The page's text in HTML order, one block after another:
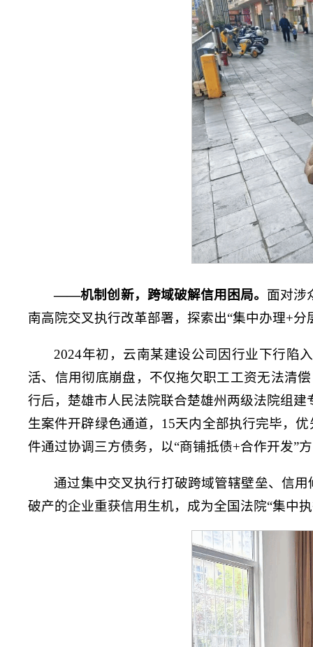
——机制创新，跨域破解信用困局。 面对涉
南高院交叉执行改革部署，探索出“集中办理+
2024年初，云南某建设公司因行业下行陷
活、信用彻底崩盘，不仅拖欠职工工资无法清
行后，楚雄市人民法院联合楚雄州两级法院组
生案件开辟绿色通道，15天内全部执行完毕，
件通过协调三方债务，以“商铺抵债+合作开发”
通过集中交叉执行打破跨域管辖壁垒、信
破产的企业重获信用生机，成为全国法院“集中